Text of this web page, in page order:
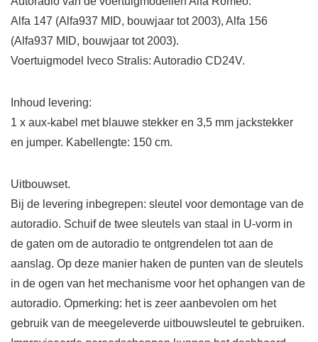
Alfa 147 (Alfa937 MID, bouwjaar tot 2003), Alfa 156
(Alfa937 MID, bouwjaar tot 2003).
Voertuigmodel Iveco Stralis: Autoradio CD24V.
Inhoud levering:
1 x aux-kabel met blauwe stekker en 3,5 mm jackstekker
en jumper. Kabellengte: 150 cm.
Uitbouwset.
Bij de levering inbegrepen: sleutel voor demontage van de
autoradio. Schuif de twee sleutels van staal in U-vorm in
de gaten om de autoradio te ontgrendelen tot aan de
aanslag. Op deze manier haken de punten van de sleutels
in de ogen van het mechanisme voor het ophangen van de
autoradio. Opmerking: het is zeer aanbevolen om het
gebruik van de meegeleverde uitbouwsleutel te gebruiken.